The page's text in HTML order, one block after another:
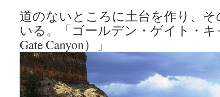
道のないところに土台を作り、
いる。「ゴールデン・ゲイト・キ
Gate Canyon）」